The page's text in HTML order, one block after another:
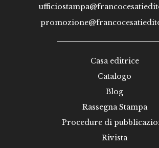
Casa editrice
Catalogo
Blog
Rassegna Stampa
Procedure di
Rivista